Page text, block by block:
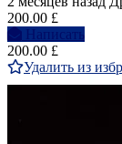
200.00 £
Написать
200.00 £
Удалить из